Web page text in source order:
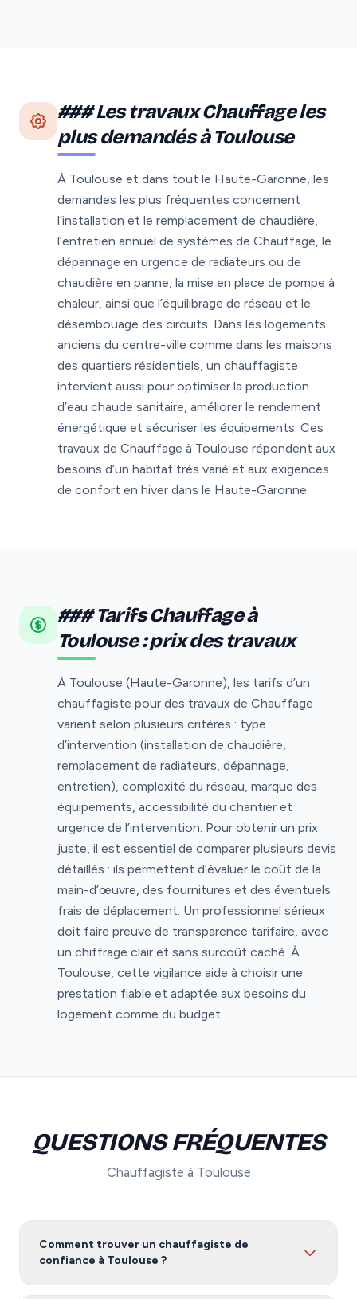
### Les travaux Chauffage les
plus demandés à Toulouse
À Toulouse et dans tout le Haute-Garonne, les
demandes les plus fréquentes concernent
l’installation et le remplacement de chaudière,
l’entretien annuel de systèmes de Chauffage, le
dépannage en urgence de radiateurs ou de
chaudière en panne, la mise en place de pompe à
chaleur, ainsi que l’équilibrage de réseau et le
désembouage des circuits. Dans les logements
anciens du centre-ville comme dans les maisons
des quartiers résidentiels, un chauffagiste
intervient aussi pour optimiser la production
d’eau chaude sanitaire, améliorer le rendement
énergétique et sécuriser les équipements. Ces
travaux de Chauffage à Toulouse répondent aux
besoins d’un habitat très varié et aux exigences
de confort en hiver dans le Haute-Garonne.
### Tarifs Chauffage à
Toulouse : prix des travaux
À Toulouse (Haute-Garonne), les tarifs d’un
chauffagiste pour des travaux de Chauffage
varient selon plusieurs critères : type
d’intervention (installation de chaudière,
remplacement de radiateurs, dépannage,
entretien), complexité du réseau, marque des
équipements, accessibilité du chantier et
urgence de l’intervention. Pour obtenir un prix
juste, il est essentiel de comparer plusieurs devis
détaillés : ils permettent d’évaluer le coût de la
main-d’œuvre, des fournitures et des éventuels
frais de déplacement. Un professionnel sérieux
doit faire preuve de transparence tarifaire, avec
un chiffrage clair et sans surcoût caché. À
Toulouse, cette vigilance aide à choisir une
prestation fiable et adaptée aux besoins du
logement comme du budget.
QUESTIONS FRÉQUENTES
Chauffagiste à Toulouse
Comment trouver un chauffagiste de
confiance à Toulouse ?
Pour trouver un chauffagiste fiable à Toulouse, nous